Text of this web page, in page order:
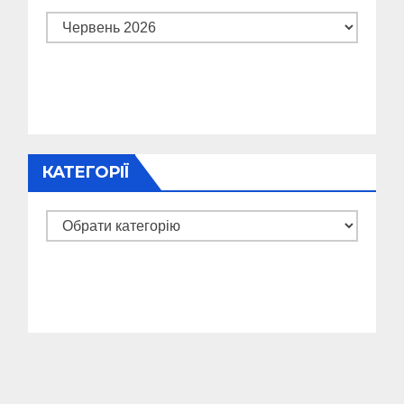
Архіви
КАТЕГОРІЇ
Категорії